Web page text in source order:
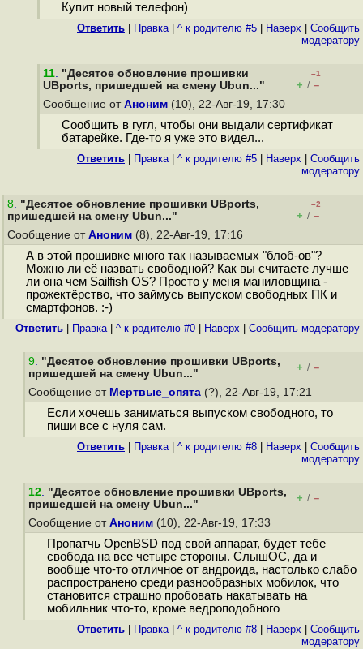
Купит новый телефон)
Ответить Правка| ^ к родителю #5 Наверх
Cообщить
модератору
11. "Десятое обновление прошивки
UBports, пришедшей на смену Ubun..."
–1
+ / –
Сообщение от Аноним (10), 22-Авг-19, 17:30
Сообщить в гугл, чтобы они выдали сертификат
батарейке. Где-то я уже это видел...
Ответить Правка| ^ к родителю #5 Наверх
Cообщить
модератору
8. "Десятое обновление прошивки UBports,
пришедшей на смену Ubun..."
–2
+ / –
Сообщение от Аноним (8), 22-Авг-19, 17:16
А в этой прошивке много так называемых "блоб-ов"?
Можно ли её назвать свободной? Как вы считаете лучше
ли она чем Sailfish OS? Просто у меня маниловщина -
прожектёрство, что займусь выпуском свободных ПК и
смартфонов. :-)
Ответить Правка| ^ к родителю #0 Наверх Cообщить модератору
9. "Десятое обновление прошивки UBports,
пришедшей на смену Ubun..."
+ / –
Сообщение от Мертвые_опята (?), 22-Авг-19, 17:21
Если хочешь заниматься выпуском свободного, то
пиши все с нуля сам.
Ответить Правка| ^ к родителю #8 Наверх
Cообщить
модератору
12. "Десятое обновление прошивки UBports,
пришедшей на смену Ubun..."
+ / –
Сообщение от Аноним (10), 22-Авг-19, 17:33
Пропатчь OpenBSD под свой аппарат, будет тебе
свобода на все четыре стороны. СлышОС, да и
вообще что-то отличное от андроида, настолько слабо
распространено среди разнообразных мобилок, что
становится страшно пробовать накатывать на
мобильник что-то, кроме ведроподобного
Ответить Правка| ^ к родителю #8 Наверх
Cообщить
модератору